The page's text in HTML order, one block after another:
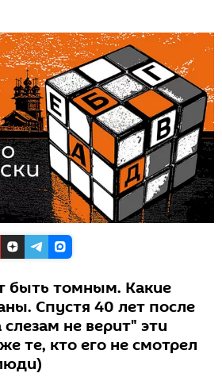
быть томным. Какие
Спустя 40 лет после
не верит" эти
те, кто его не смотрел